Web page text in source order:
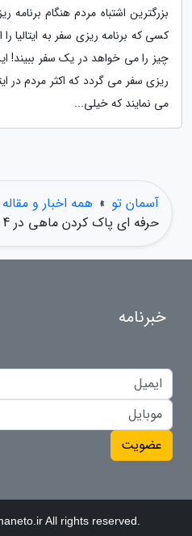
بزرگترین اشتباه مردم هنگام
کسی که برنامه ریزی سفر به
چیز را می خواهد در یک سفر ببیند!
ریزی سفر می گردد که اکثر مردم در
می نمایند که خیلی...
آسمان تو » همه اخبار و
حرفه ای پاک کردن ماهی در 4 مرحله
خبرنامه
عضویت
All rights reserved.